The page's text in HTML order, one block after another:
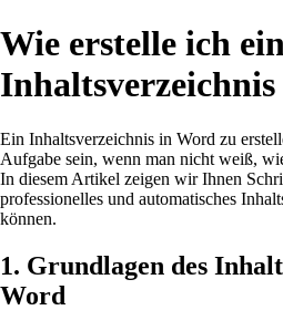
Wie erstelle ich
Ein Inhaltsverzeichnis in Word zu
Aufgabe sein, wenn man nicht weiß,
In diesem Artikel zeigen wir Ihnen
professionelles und automatisches
können.
1. Grundlagen des
Word